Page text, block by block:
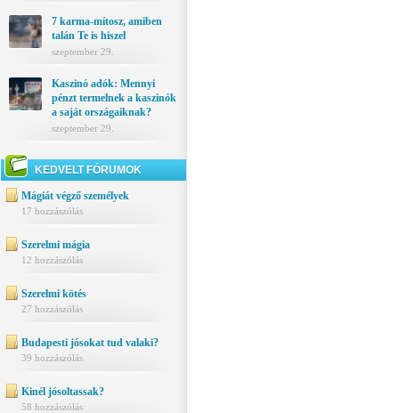
7 karma-mítosz, amiben
talán Te is hiszel
szeptember 29.
Kaszinó adók: Mennyi
pénzt termelnek a kaszinók
a saját országaiknak?
szeptember 29.
KEDVELT FÓRUMOK
Mágiát végző személyek
17 hozzászólás
Szerelmi mágia
12 hozzászólás
Szerelmi kötés
27 hozzászólás
Budapesti jósokat tud valaki?
39 hozzászólás
Kinél jósoltassak?
58 hozzászólás